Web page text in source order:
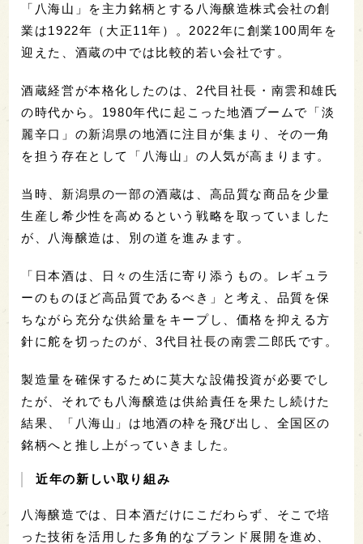
「八海山」を主力銘柄とする八海醸造株式会社の創
業は1922年（大正11年）。2022年に創業100周年を
迎えた、酒蔵の中では比較的若い会社です。
酒蔵経営が本格化したのは、2代目社長・南雲和雄氏
の時代から。1980年代に起こった地酒ブームで「淡
麗辛口」の新潟県の地酒に注目が集まり、その一角
を担う存在として「八海山」の人気が高まります。
当時、新潟県の一部の酒蔵は、高品質な商品を少量
生産し希少性を高めるという戦略を取っていました
が、八海醸造は、別の道を進みます。
「日本酒は、日々の生活に寄り添うもの。レギュラ
ーのものほど高品質であるべき」と考え、品質を保
ちながら充分な供給量をキープし、価格を抑える方
針に舵を切ったのが、3代目社長の南雲二郎氏です。
製造量を確保するために莫大な設備投資が必要でし
たが、それでも八海醸造は供給責任を果たし続けた
結果、「八海山」は地酒の枠を飛び出し、全国区の
銘柄へと推し上がっていきました。
近年の新しい取り組み
八海醸造では、日本酒だけにこだわらず、そこで培
った技術を活用した多角的なブランド展開を進め、